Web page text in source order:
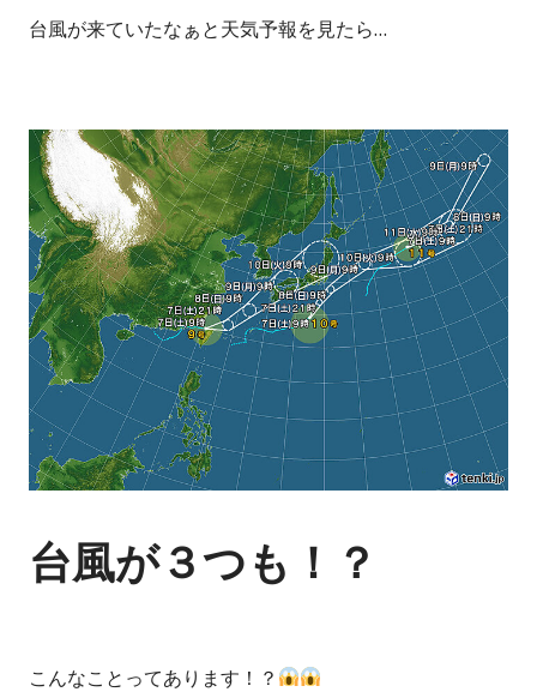
台風が来ていたなぁと天気予報を見たら…
台風が３つも！？
こんなことってあります！？